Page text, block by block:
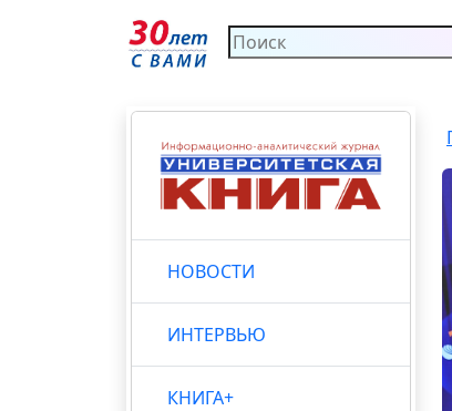
НОВОСТИ
ИНТЕРВЬЮ
КНИГА+